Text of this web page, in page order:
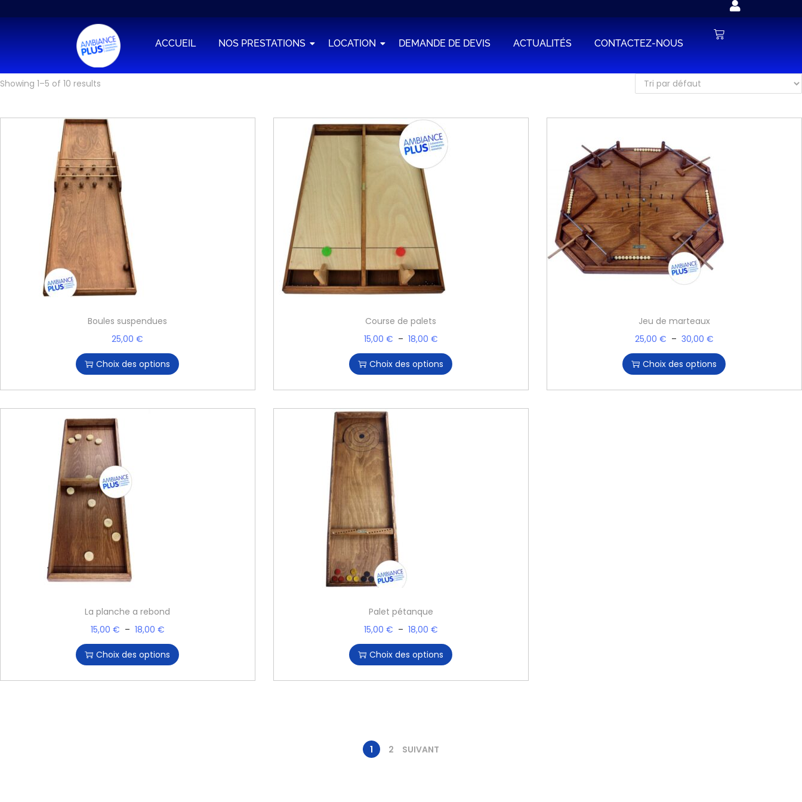
ACCUEIL NOS PRESTATIONS LOCATION DEMANDE DE DEVIS ACTUALITÉS CONTACTEZ-NOUS
Showing 1–5 of 10 results
Boules suspendues
25,00€
Choix des options
Course de palets
15,00 € – 18,00 €
Choix des options
Jeu de marteaux
25,00 € – 30,00 €
Choix des options
La planche a rebond
15,00 € – 18,00 €
Choix des options
Palet pétanque
15,00 € – 18,00 €
Choix des options
1 2 SUIVANT